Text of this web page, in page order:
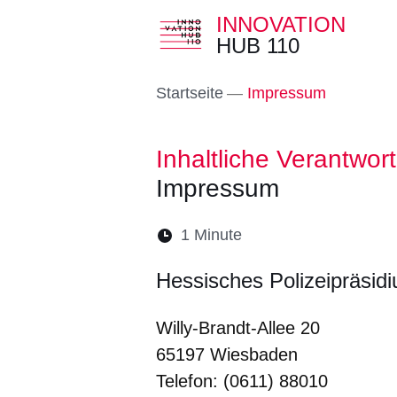
Direkt zum Kopf der
Direkt zum Inhalt
Direkt zum Fuß der
INNOVATION
HUB 110
Startseite Impressum
Inhaltliche
Impressum
Lesedauer:
1 Minute
Hessisches
Willy-Brandt-Allee 20
65197 Wiesbaden
Telefon: (0611) 88010